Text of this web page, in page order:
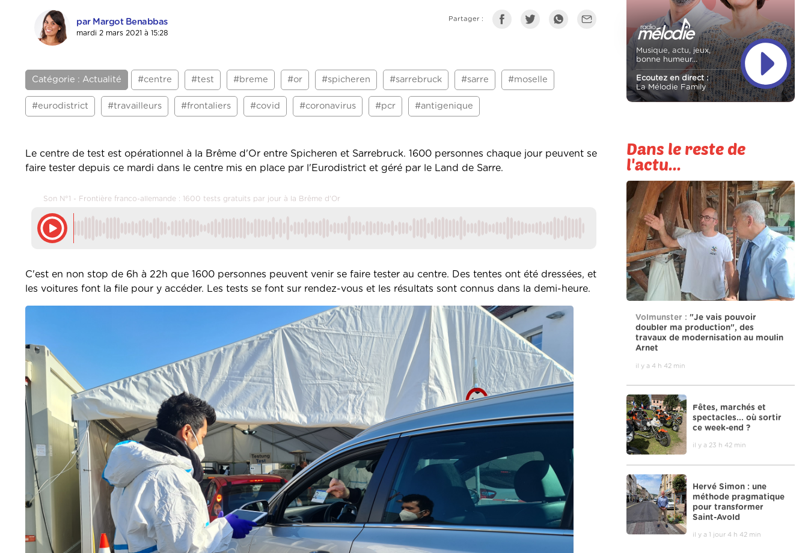
par Margot Benabbas
mardi 2 mars 2021 à 15:28
Partager :
Catégorie : Actualité #centre #test #breme #or #spicheren #sarrebruck #sarre #moselle
#eurodistrict #travailleurs #frontaliers #covid #coronavirus #pcr #antigenique
Le centre de test est opérationnel à la Brême d'Or entre Spicheren et Sarrebruck. 1600 personnes chaque jour peuvent se
faire tester depuis ce mardi dans le centre mis en place par l'Eurodistrict et géré par le Land de Sarre.
Son N°1 - Frontière franco-allemande : 1600 tests gratuits par jour à la Brême d'Or
C'est en non stop de 6h à 22h que 1600 personnes peuvent venir se faire tester au centre. Des tentes ont été dressées, et
les voitures font la file pour y accéder. Les tests se font sur rendez-vous et les résultats sont connus dans la demi-heure.
Musique, actu, jeux,
bonne humeur...
Ecoutez en direct :
La Mélodie Family
Dans le reste de
l'actu...
Volmunster : "Je vais pouvoir
doubler ma production", des
travaux de modernisation au moulin
Arnet
il y a 4 h 42 min
Fêtes, marchés et
spectacles... où sortir
ce week-end ?
il y a 23 h 42 min
Hervé Simon : une
méthode pragmatique
pour transformer
Saint-Avold
il y a 1 jour 4 h 42 min